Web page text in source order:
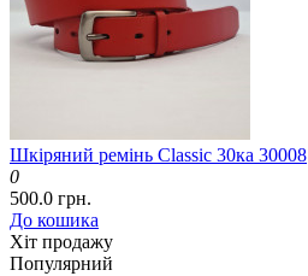
Шкіряний ремінь Classic 30ка 30008
0
500.0 грн.
До кошика
Хіт продажу
Популярний